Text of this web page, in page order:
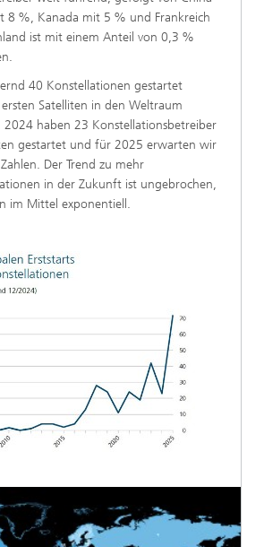
8 %, Kanada mit 5 % und Frankreich
ist mit einem Anteil von 0,3 %
40 Konstellationen gestartet
Satelliten in den Weltraum
2024 haben 23 Konstellationsbetreiber
gestartet und für 2025 erwarten wir
Der Trend zu mehr
in der Zukunft ist ungebrochen,
im Mittel exponentiell.